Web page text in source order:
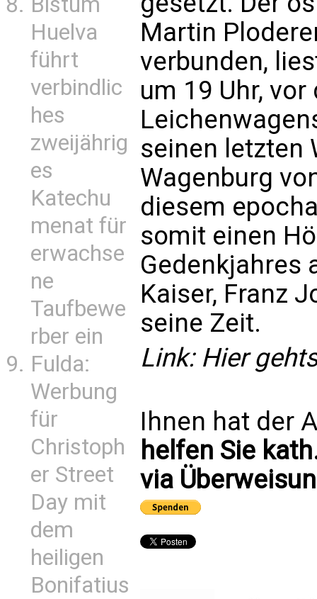
Huelva
führt
verbindlic
hes
zweijährig
es
Katechu
menat für
erwachse
ne
Taufbewe
rber ein
Fulda:
Werbung
für
Christoph
er Street
Day mit
dem
heiligen
Bonifatius
Martin
verbunden,
um 19 Uhr,
seinen letzten
Wagenburg
diesem
somit einen
Gedenkjahres
Kaiser, Franz
seine Zeit.
Link: Hier
Ihnen hat der
helfen Sie
via